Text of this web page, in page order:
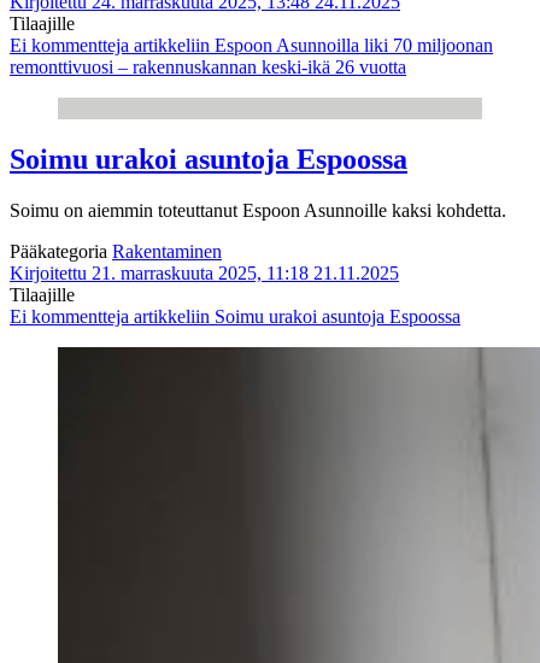
Tilaajille
Ei kommentteja artikkeliin Espoon Asunnoilla liki 70 miljoonan
remonttivuosi – rakennuskannan keski-ikä 26 vuotta
Soimu urakoi asuntoja Espoossa
Soimu on aiemmin toteuttanut Espoon Asunnoille kaksi kohdetta.
Pääkategoria Rakentaminen
Kirjoitettu 21. marraskuuta 2025, 11:18 21.11.2025
Tilaajille
Ei kommentteja artikkeliin Soimu urakoi asuntoja Espoossa